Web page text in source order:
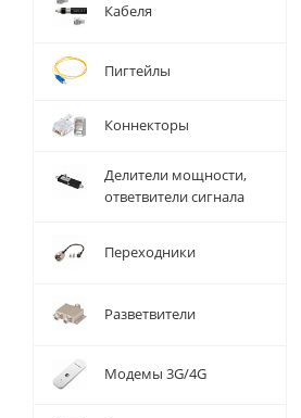
Кабеля
Пигтейлы
Коннекторы
Делители мощности,
ответвители сигнала
Переходники
Разветвители
Модемы 3G/4G